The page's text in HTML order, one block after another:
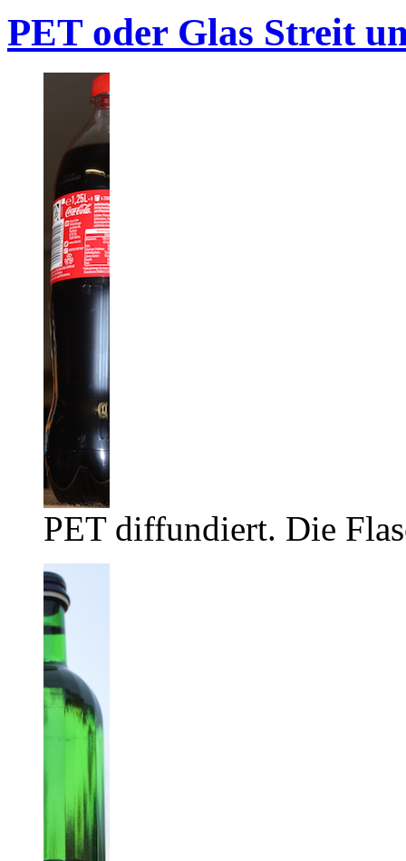
PET oder Glas Streit
PET diffundiert. Die